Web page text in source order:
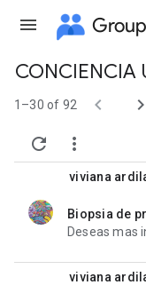
Group
path
CONCIENCIA
1–30 of 92 



viviana
Biopsia de
unread,
viviana